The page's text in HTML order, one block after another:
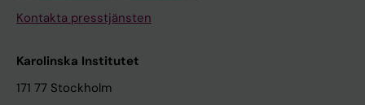
Kontakta presstjänsten
Karolinska Institutet
171 77 Stockholm